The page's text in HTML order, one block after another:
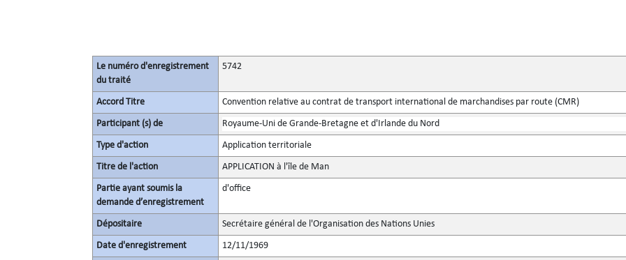
Le numéro d'enregistrement
du traité
5742
Accord Titre Convention relative au contrat de transport international de marchandises par route (CMR)
Participant (s) de Royaume-Uni de Grande-Bretagne et d'Irlande du Nord
Type d'action Application territoriale
Titre de l'action APPLICATION à l'île de Man
Partie ayant soumis la
demande d’enregistrement
d'office
Dépositaire Secrétaire général de l'Organisation des Nations Unies
Date d'enregistrement 12/11/1969